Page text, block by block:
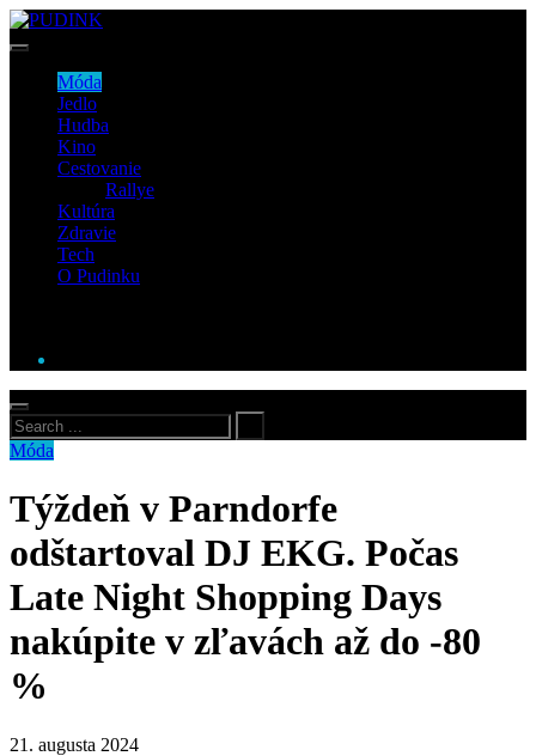
Móda
Jedlo
Hudba
Kino
Cestovanie
Rallye
Kultúra
Zdravie
Tech
O Pudinku
Móda
Týždeň v Parndorfe
odštartoval DJ EKG. Počas
Late Night Shopping Days
nakúpite v zľavách až do -80
%
21. augusta 2024